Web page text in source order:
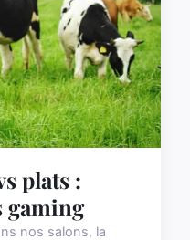
plats :
gaming
nos salons, la